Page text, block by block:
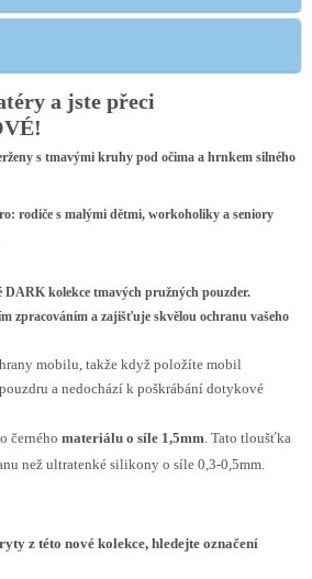
a jste přeci
s tmavými kruhy pod očima a hrnkem silného
rodiče s malými dětmi, workoholiky a seniory
DARK kolekce tmavých pružných pouzder.
zpracováním a zajišťuje skvělou ochranu vašeho
mobilu, takže když položíte mobil
a nedochází k poškrábání dotykové
černého materiálu o síle 1,5mm . Tato tloušťka
než ultratenké silikony o síle 0,3-0,5mm.
z této nové kolekce, hledejte označení